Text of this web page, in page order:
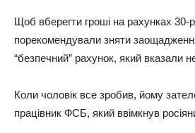
Щоб вберегти гроші на рахунках 30-
порекомендували зняти
“безпечний” рахунок, який вказали
Коли чоловік все зробив, йому
працівник ФСБ, який ввімкнув